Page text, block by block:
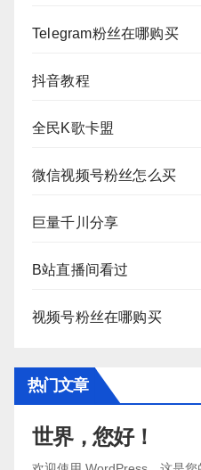
Telegram粉丝在哪购买
抖音教程
全民K歌卡盟
微信视频号粉丝怎么买
巨量千川分享
B站直播间看过
视频号粉丝在哪购买
热门文章
世界，您好！